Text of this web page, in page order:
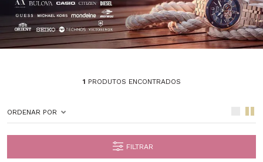
1 PRODUTOS ENCONTRADOS
ORDENAR POR
FILTRAR